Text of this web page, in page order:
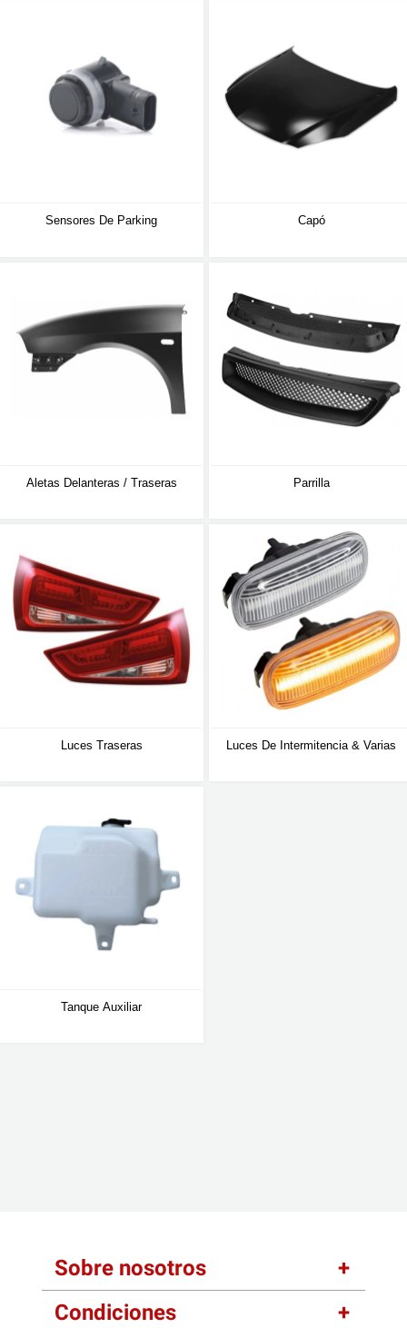
Sensores De Parking Capó
Aletas Delanteras / Traseras Parrilla
Luces Traseras Luces De Intermitencia & Varias
Tanque Auxiliar
Sobre nosotros
Condiciones